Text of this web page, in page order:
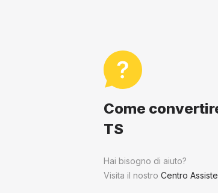
Come
TS
Hai bisogno di aiuto?
Visita il nostro Centro